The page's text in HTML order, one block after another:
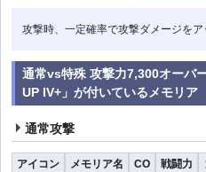
攻撃時、一定確率で攻撃ダメージをア
通常vs特殊 攻撃力7,300オーバ
UP IV+」が付いているメモリア
通常攻撃
アイコン メモリア名 CO 戦闘力